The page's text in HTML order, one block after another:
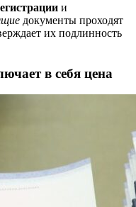
и
документы проходят
их подлинность
в себя цена